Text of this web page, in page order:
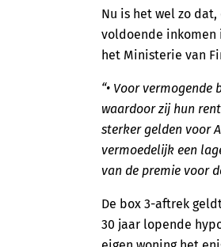
Nu is het wel zo
voldoende inkomen
het Ministerie van
“• Voor
waardoor zij hun
sterker gelden voor
vermoedelijk een
van de premie voor
De box 3-aftrek
30 jaar lopende